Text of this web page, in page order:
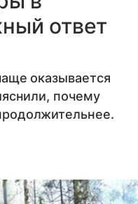
ответ
оказывается
почему